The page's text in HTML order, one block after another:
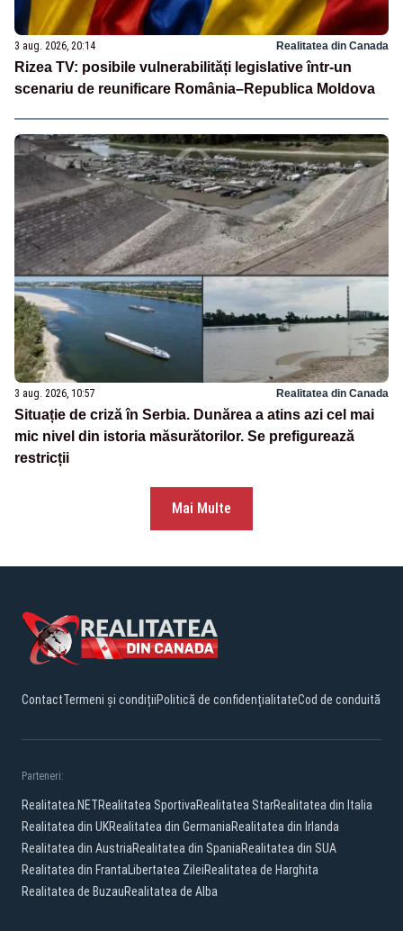
3 aug. 2026, 20:14 Realitatea din Canada
Rizea TV: posibile vulnerabilități legislative într-un
scenariu de reunificare România–Republica Moldova
3 aug. 2026, 10:57 Realitatea din Canada
Situație de criză în Serbia. Dunărea a atins azi cel mai
mic nivel din istoria măsurătorilor. Se prefigurează
restricții
Mai Multe
ContactTermeni și condițiiPolitică de confidențialitateCod de conduită
Parteneri:
Realitatea.NETRealitatea SportivaRealitatea StarRealitatea din Italia
Realitatea din UKRealitatea din GermaniaRealitatea din Irlanda
Realitatea din AustriaRealitatea din SpaniaRealitatea din SUA
Realitatea din FrantaLibertatea ZileiRealitatea de Harghita
Realitatea de BuzauRealitatea de Alba